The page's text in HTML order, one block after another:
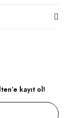
kayıt ol!